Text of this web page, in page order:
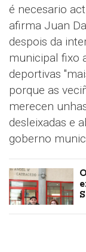
é necesario
afirma Juan
despois da
municipal fixo
deportivas
porque as
merecen
desleixadas e
goberno